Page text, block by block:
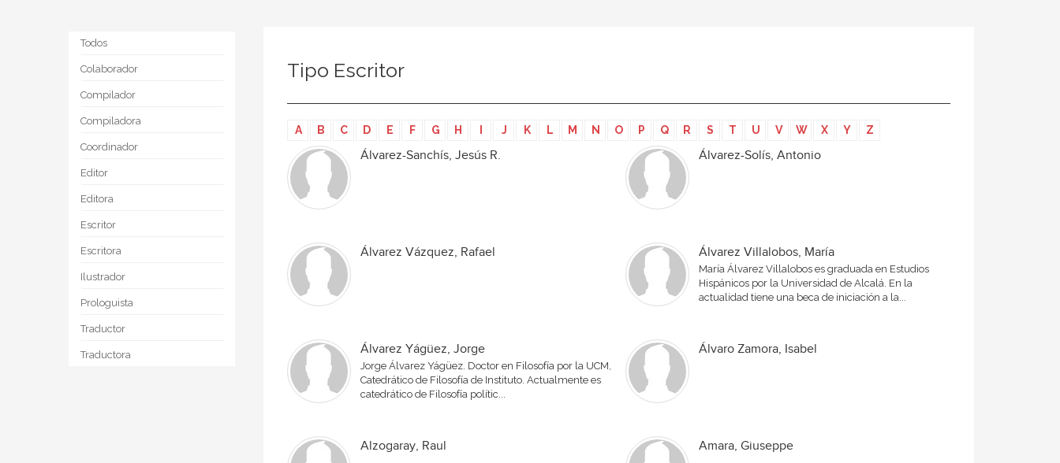
Todos
Colaborador
Compilador
Compiladora
Coordinador
Editor
Editora
Escritor
Escritora
Ilustrador
Prologuista
Traductor
Traductora
Tipo Escritor
A B C D E F G H J K L M N O P Q R S T U V W X Y Z
Álvarez-Sanchís, Jesús R. Álvarez-Solís, Antonio
Álvarez Vázquez, Rafael Álvarez Villalobos, María
María Álvarez Villalobos es graduada en Estudios
Hispánicos por la Universidad de Alcalá. En la
actualidad tiene una beca de iniciación a la...
Álvarez Yágüez, Jorge
Jorge Álvarez Yágüez. Doctor en Filosofía por la UCM,
Catedrático de Filosofía de Instituto. Actualmente es
catedrático de Filosofía polític...
Álvaro Zamora, Isabel
Alzogaray, Raul Amara, Giuseppe